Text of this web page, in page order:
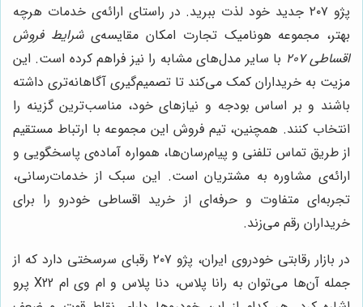
پژو ۲۰۷ جدید خود لذت ببرید. در راستای ارائه‌ی خدمات هرچه
بهتر، مجموعه هونامیک تجارت امکان مقایسه‌یشرایط فروش
اقساطی ۲۰۷
با سایر مدل‌های مشابه را نیز فراهم کرده است. این
مزیت به خریداران کمک می‌کند تا تصمیم‌گیری آگاهانه‌تری داشته
باشند و بر اساس بودجه و نیازهای خود، مناسب‌ترین گزینه را
انتخاب کنند. همچنین، تیم فروش این مجموعه با ارتباط مستقیم
از طریق تماس تلفنی و پیام‌رسان‌ها، همواره آماده‌ی پاسخگویی و
ارائه‌ی مشاوره به مشتریان است. این سبک از خدمات‌رسانی،
تجربه‌ای متفاوت و حرفه‌ای از خرید اقساطی خودرو را برای
خریداران رقم می‌زند.
در بازار رقابتی خودروی ایران، پژو ۲۰۷ رقبای سرسختی دارد که از
جمله آن‌ها می‌توان به رانا پلاس، دنا پلاس و ام وی ام X22 پرو